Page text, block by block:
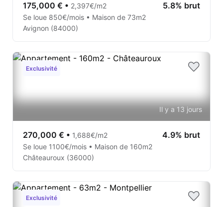
175,000 € • 2,397€/m2 5.8% brut
Se loue 850€/mois • Maison de 73m2
Avignon (84000)
Exclusivité
Il y a 13 jours
270,000 € • 1,688€/m2 4.9% brut
Se loue 1100€/mois • Maison de 160m2
Châteauroux (36000)
Exclusivité